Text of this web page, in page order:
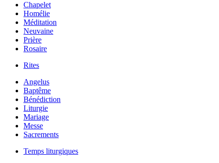
Chapelet
Homélie
Méditation
Neuvaine
Prière
Rosaire
Rites
Angelus
Baptême
Bénédiction
Liturgie
Mariage
Messe
Sacrements
Temps liturgiques